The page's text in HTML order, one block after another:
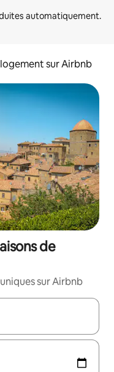
sur Airbnb
de
sur Airbnb
les flèches vers le